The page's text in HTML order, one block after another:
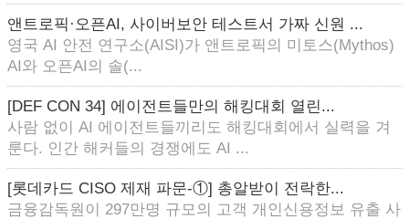
앤트로픽·오픈AI, 사이버보안 테스트서 가짜 신원 ...
영국 AI 안전 연구소(AISI)가 앤트로픽의 미토스(Mythos)
AI와 오픈AI의 솔(...
[DEF CON 34] 에이전트들만의 해킹대회 열린...
사람 없이 AI 에이전트들끼리도 해킹대회에서 실력을 겨
룬다. 인간 해커들의 경쟁에도 AI ...
[롯데카드 CISO 제재 파문-①] 총알받이 전락한...
금융감독원이 297만명 규모의 고객 개인신용정보 유출 사